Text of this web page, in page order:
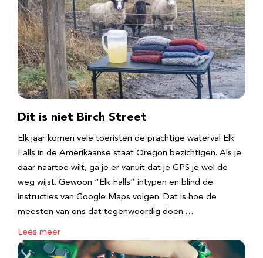
Dit is niet Birch Street
Elk jaar komen vele toeristen de prachtige waterval Elk
Falls in de Amerikaanse staat Oregon bezichtigen. Als je
daar naartoe wilt, ga je er vanuit dat je GPS je wel de
weg wijst. Gewoon “Elk Falls” intypen en blind de
instructies van Google Maps volgen. Dat is hoe de
meesten van ons dat tegenwoordig doen.…
Lees meer